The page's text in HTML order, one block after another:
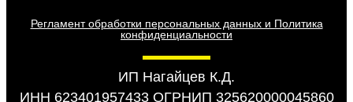
Регламент обработки персональных данных и Политика
конфиденциальности
ИП Нагайцев К.Д.
ИНН 623401957433 ОГРНИП 325620000045860